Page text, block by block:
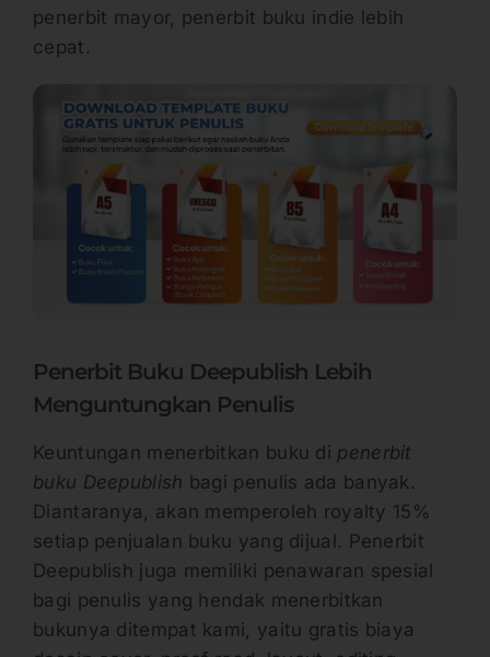
penerbit mayor, penerbit buku indie lebih
cepat.
Penerbit Buku Deepublish Lebih
Menguntungkan Penulis
Keuntungan menerbitkan buku di penerbit
buku Deepublish bagi penulis ada banyak.
Diantaranya, akan memperoleh royalty 15%
setiap penjualan buku yang dijual. Penerbit
Deepublish juga memiliki penawaran spesial
bagi penulis yang hendak menerbitkan
bukunya ditempat kami, yaitu gratis biaya